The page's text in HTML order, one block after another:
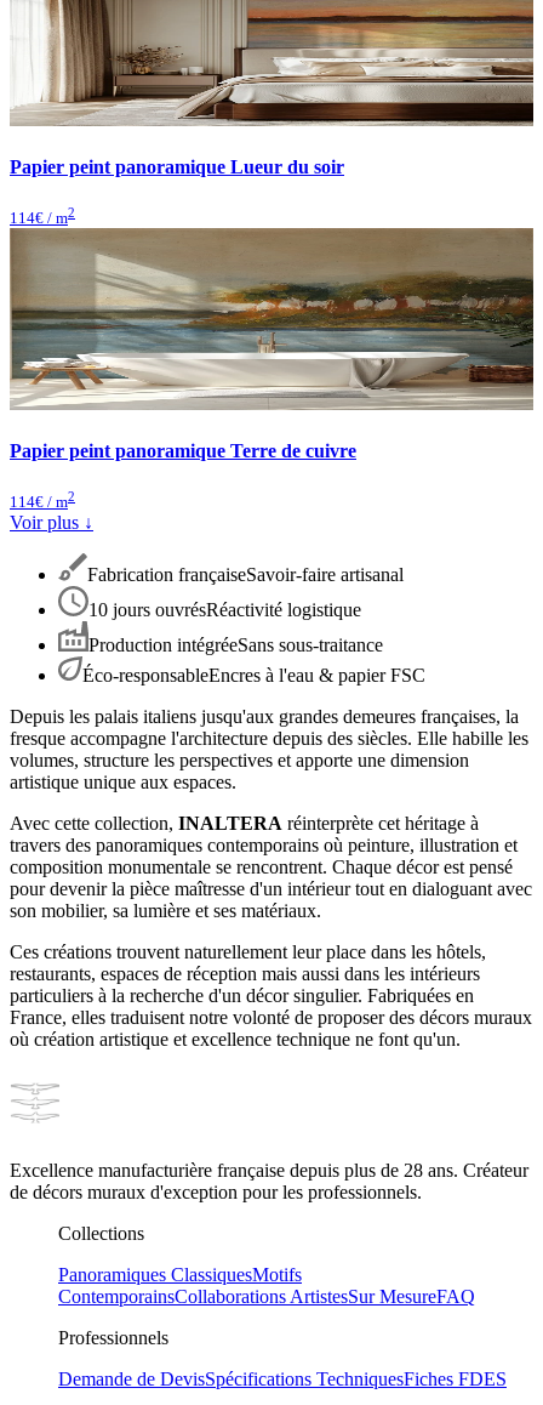
Papier peint panoramique Lueur du soir
114€ / m2
Papier peint panoramique Terre de cuivre
114€ / m2
Voir plus ↓
Fabrication françaiseSavoir-faire artisanal
10 jours ouvrésRéactivité logistique
Production intégréeSans sous-traitance
Éco-responsableEncres à l'eau & papier FSC
Depuis les palais italiens jusqu'aux grandes demeures françaises, la
fresque accompagne l'architecture depuis des siècles. Elle habille les
volumes, structure les perspectives et apporte une dimension
artistique unique aux espaces.
Avec cette collection, INALTERA réinterprète cet héritage à
travers des panoramiques contemporains où peinture, illustration et
composition monumentale se rencontrent. Chaque décor est pensé
pour devenir la pièce maîtresse d'un intérieur tout en dialoguant avec
son mobilier, sa lumière et ses matériaux.
Ces créations trouvent naturellement leur place dans les hôtels,
restaurants, espaces de réception mais aussi dans les intérieurs
particuliers à la recherche d'un décor singulier. Fabriquées en
France, elles traduisent notre volonté de proposer des décors muraux
où création artistique et excellence technique ne font qu'un.
Excellence manufacturière française depuis plus de 28 ans. Créateur
de décors muraux d'exception pour les professionnels.
Collections
Panoramiques ClassiquesMotifs
ContemporainsCollaborations ArtistesSur MesureFAQ
Professionnels
Demande de DevisSpécifications TechniquesFiches FDES